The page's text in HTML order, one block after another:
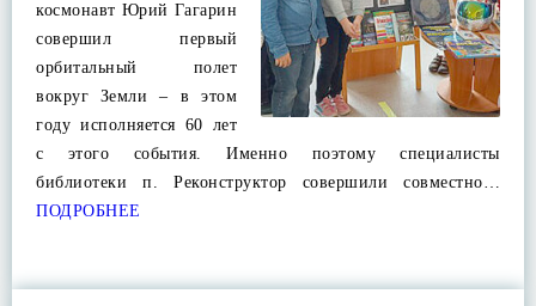
космонавт Юрий Гагарин
совершил первый
орбитальный полет
вокруг Земли – в этом
году исполняется 60 лет
с этого события. Именно поэтому специалисты
библиотеки п. Реконструктор совершили совместно…
ПОДРОБНЕЕ